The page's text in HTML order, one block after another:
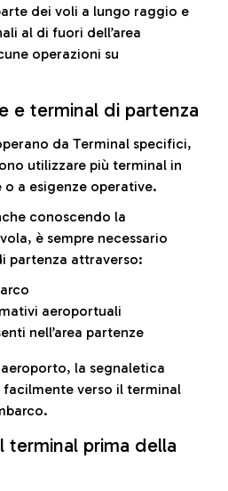
dei voli a lungo raggio e
al di fuori dell’area
operazioni su
e terminal di partenza
da Terminal specifici,
utilizzare più terminal in
o a esigenze operative.
conoscendo la
è sempre necessario
partenza attraverso:
aeroportuali
nell’area partenze
la segnaletica
verso il terminal
terminal prima della